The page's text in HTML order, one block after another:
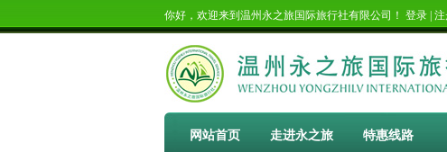
你好，欢迎来到温州永之旅国际旅行社有限公司！ 登录
网站首页 走进永之旅 特惠线路